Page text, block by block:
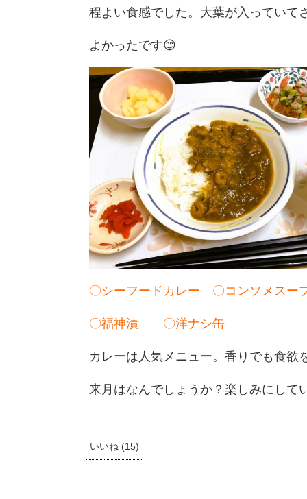
程よい食感でした。大葉が入っていて
よかったです😊
〇シーフードカレー 〇コンソメスー
〇福神漬 〇洋ナシ缶
カレーは人気メニュー。香りでも食欲
来月はなんでしょうか？楽しみにして
いいね (15)